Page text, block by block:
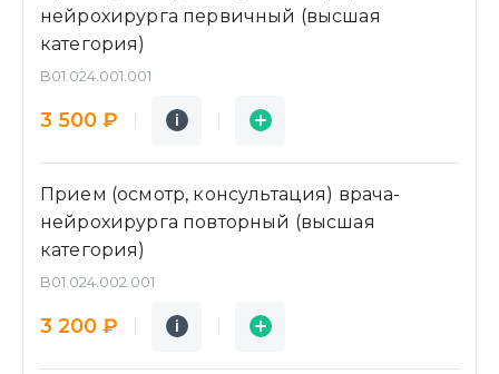
нейрохирурга первичный (высшая
категория)
B01.024.001.001
3 500 ₽ i
Подробнее
i
Заявка
Прием (осмотр, консультация) врача-
нейрохирурга повторный (высшая
категория)
B01.024.002.001
3 200 ₽ i
Подробнее
i
Заявка